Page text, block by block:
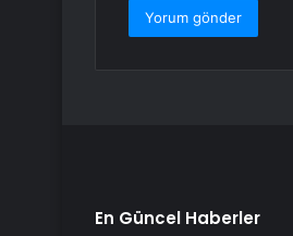
En Güncel Haberler